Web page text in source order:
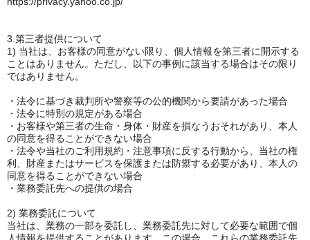
3.第三者提供について
1) 当社は、お客様の同意がない限り、個人情報を第三者に開示する
ことはありません。ただし、以下の事例に該当する場合はその限り
ではありません。
・法令に基づき裁判所や警察等の公的機関から要請があった場合
・法令に特別の規定がある場合
・お客様や第三者の生命・身体・財産を損なうおそれがあり、本人
の同意を得ることができない場合
・法令や当社のご利用規約・注意事項に反する行動から、当社の権
利、財産またはサービスを保護または防禦する必要があり、本人の
同意を得ることができない場合
・業務委託先への提供の場合
2) 業務委託について
当社は、業務の一部を委託し、業務委託先に対して必要な範囲で個